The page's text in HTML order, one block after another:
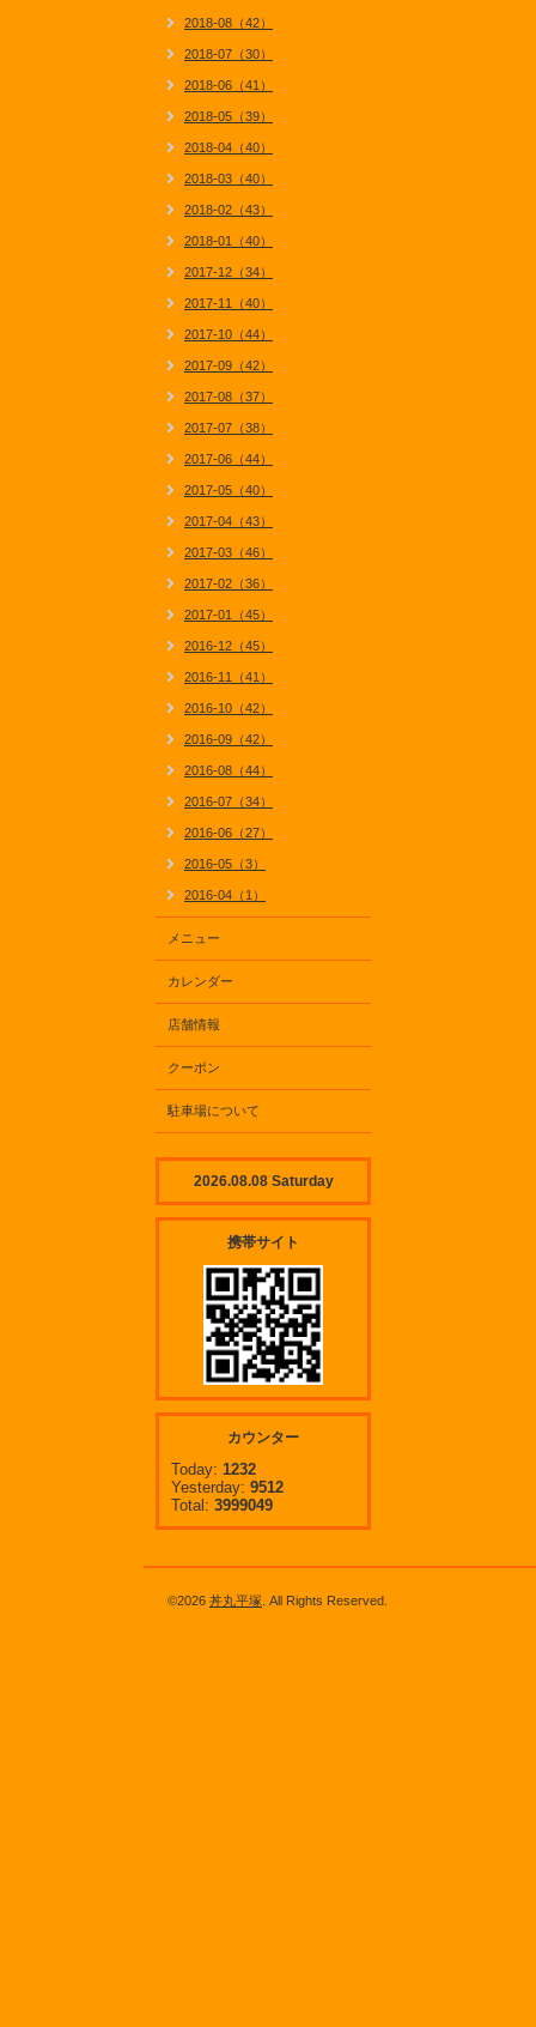
2018-08（42）
2018-07（30）
2018-06（41）
2018-05（39）
2018-04（40）
2018-03（40）
2018-02（43）
2018-01（40）
2017-12（34）
2017-11（40）
2017-10（44）
2017-09（42）
2017-08（37）
2017-07（38）
2017-06（44）
2017-05（40）
2017-04（43）
2017-03（46）
2017-02（36）
2017-01（45）
2016-12（45）
2016-11（41）
2016-10（42）
2016-09（42）
2016-08（44）
2016-07（34）
2016-06（27）
2016-05（3）
2016-04（1）
メニュー
カレンダー
店舗情報
クーポン
駐車場について
2026.08.08 Saturday
携帯サイト
カウンター
Today: 1232
Yesterday: 9512
Total: 3999049
©2026 丼丸平塚 . All Rights Reserved.